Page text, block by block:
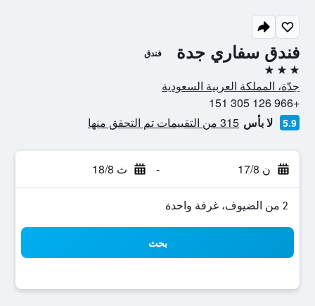
فندق سفاري جدة فندق
3 نجوم
جدّة، المملكة العربية السعودية
+966 126 305 151
5.9 لا بأس 315 من التقييمات تم التحقق منها
ن 17/8 - ث 18/8
2 من الضيوف، غرفة واحدة
بحث